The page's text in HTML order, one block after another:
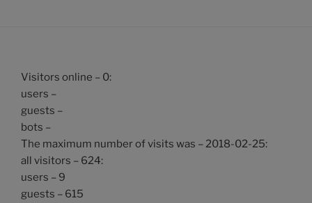
Visitors online – 0:
users –
guests –
bots –
The maximum number of visits was – 2018-02-25:
all visitors – 624:
users – 9
guests – 615